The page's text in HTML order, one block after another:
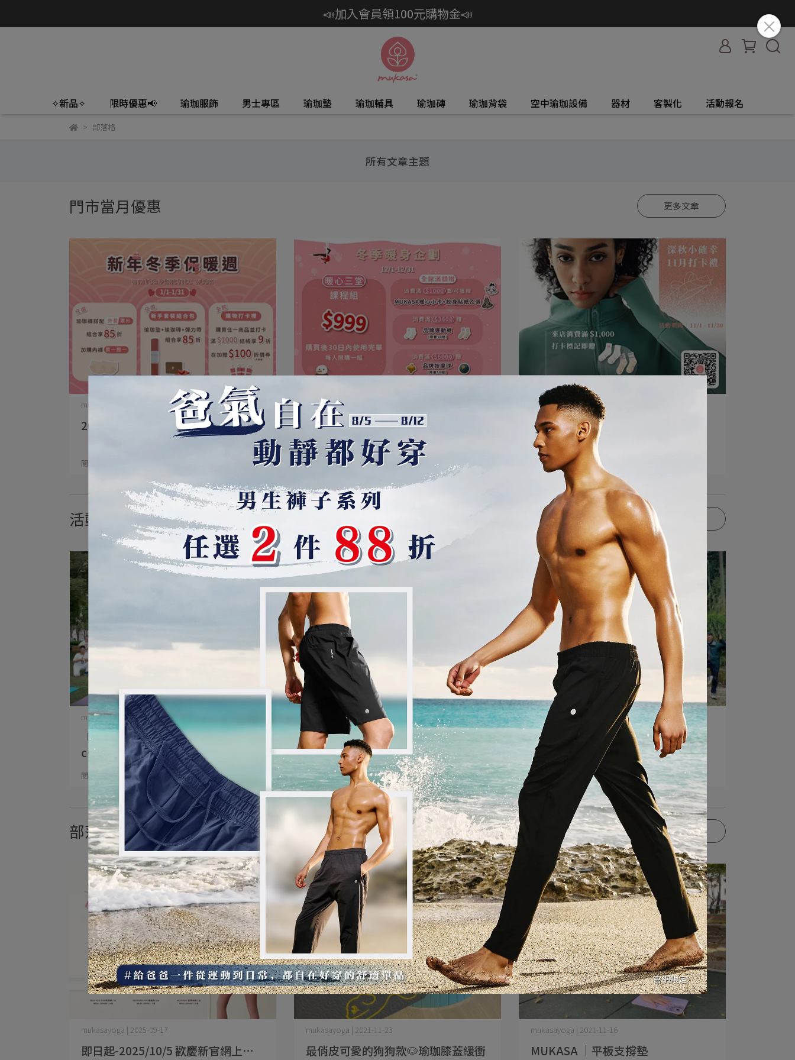
📣加入會員領100元購物金📣
✧新品✧ 限時優惠📢 瑜珈服飾 男士專區 瑜珈墊 瑜珈輔具 瑜珈磚 瑜珈背袋 空中瑜珈設備 器材 客製化 活動報名
部落格
所有文章主題
門市當月優惠 更多文章
mukasayoga | 2026-01-09
2026/01/01-01/31【新年冬⋯
閱讀更多 ->
mukasayoga | 2026-01-09
2025/12/01-12/31【冬季暖⋯
閱讀更多 ->
mukasayoga | 2026-01-09
2025/11/01-11/30【深秋小⋯
閱讀更多 ->
活動回顧與新聞報導
mukasayoga | 2025-04-16
『白色純愛♡瑜珈共善』純白dress
c⋯
閱讀更多 ->
mukasayoga | 2024-04-08
『草地公益瑜珈』沐浴陽光‧舒展身
心
閱讀更多 ->
mukasayoga | 2024-04-01
『水漾森林SUP瑜珈之旅』
閱讀更多 ->
部落格 更多文章
mukasayoga | 2025-09-17
即日起-2025/10/5 歡慶新官網上⋯
mukasayoga | 2021-11-23
最俏皮可愛的狗狗款🐶瑜珈膝蓋緩衝
mukasayoga | 2021-11-16
MUKASA ｜平板支撐墊